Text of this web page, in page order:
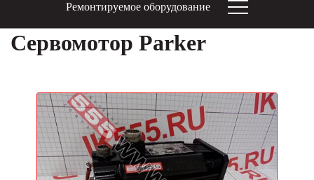
Ремонтируемое оборудование
Сервомотор Parker